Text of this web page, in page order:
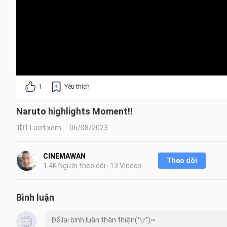
1 Yêu thích
Naruto highlights Moment!!
101 Lượt xem 06/08/2023
CINEMAWAN
1.4K Người theo dõi · 13 Videos
Theo dõi
Bình luận